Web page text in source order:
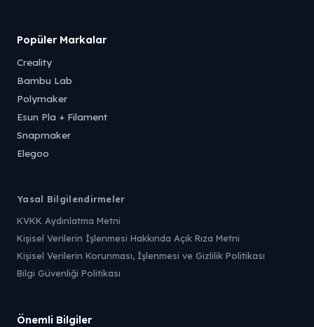
Popüler Markalar
Creality
Bambu Lab
Polymaker
Esun Pla + Filament
Snapmaker
Elegoo
Yasal Bilgilendirmeler
KVKK Aydınlatma Metni
Kişisel Verilerin İşlenmesi Hakkında Açık Rıza Metni
Kişisel Verilerin Korunması, İşlenmesi ve Gizlilik Politikası
Bilgi Güvenliği Politikası
Önemli Bilgiler